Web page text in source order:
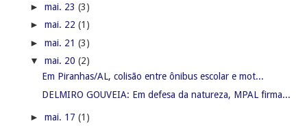
► mai. 23 (3)
► mai. 22 (1)
► mai. 21 (3)
▼ mai. 20 (2)
Em Piranhas/AL, colisão entre ônibus escolar e mot...
DELMIRO GOUVEIA: Em defesa da natureza, MPAL firma...
► mai. 17 (1)